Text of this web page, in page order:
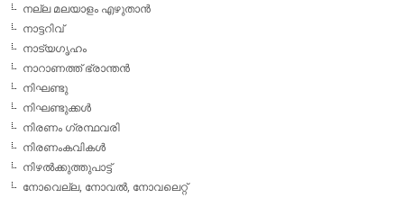
നല്ല മലയാളം എഴുതാന്‍
നാട്ടറിവ്
നാട്യഗൃഹം
നാറാണത്ത് ഭ്രാന്തന്‍
നിഘണ്ടു
നിഘണ്ടുക്കള്‍
നിരണം ഗ്രന്ഥവരി
നിരണംകവികള്‍
നിഴല്‍ക്കുത്തുപാട്ട്
നോവെല്ല, നോവല്‍, നോവലെറ്റ്